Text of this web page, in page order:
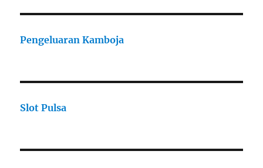
Pengeluaran Kamboja
Slot Pulsa